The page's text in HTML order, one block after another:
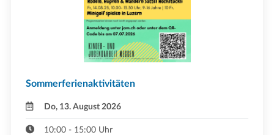
Sommerferienaktivitäten
Do, 13. August 2026
10:00 - 15:00 Uhr